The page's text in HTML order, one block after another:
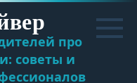
про
советы и